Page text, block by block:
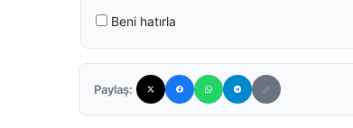
Beni hatırla
Paylaş: